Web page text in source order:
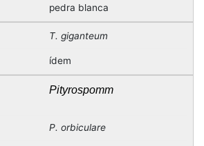
pedra blanca
T. giganteum
ídem
Pityrospomm
P. orbiculare